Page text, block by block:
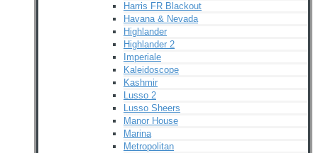
Harris FR Blackout
Havana & Nevada
Highlander
Highlander 2
Imperiale
Kaleidoscope
Kashmir
Lusso 2
Lusso Sheers
Manor House
Marina
Metropolitan